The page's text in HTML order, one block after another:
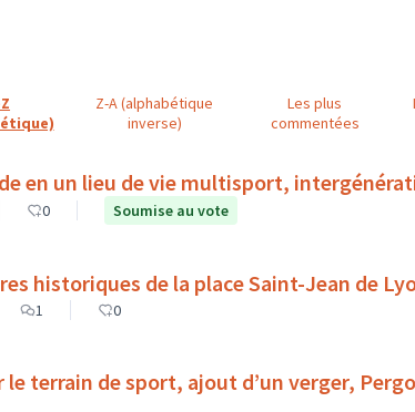
Z-A (alphabétique
inverse)
Les plus
commentées
notre stade en un lieu de vie multisport,
0 Soumise au vote
« Replantation des 2 arbres historiques de
1 0
le terrain de sport, ajout d’un verger,